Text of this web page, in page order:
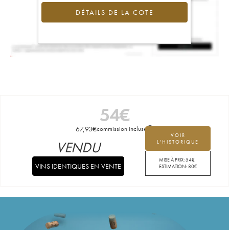
DÉTAILS DE LA COTE
54€
67,93€commission incluse
VOIR
L'HISTORIQUE
MISE À PRIX:54€
ESTIMATION:80€
VENDU
VINS IDENTIQUES EN VENTE